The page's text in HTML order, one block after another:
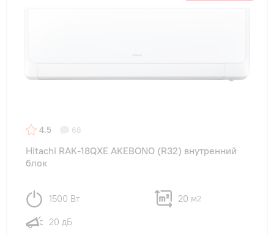
4.5 68
Hitachi RAK-18QXE AKEBONO (R32) внутренний
блок
1500 Вт 20 м2
20 дБ